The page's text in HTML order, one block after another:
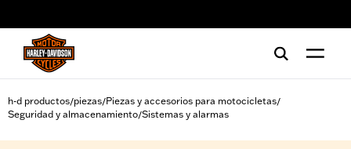
h-d productos/piezas/Piezas y accesorios para motocicletas/
Seguridad y almacenamiento/Sistemas y alarmas